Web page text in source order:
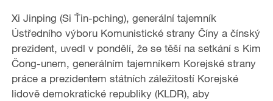
Xi Jinping (Si Ťin-pching), generální tajemník
Ústředního výboru Komunistické strany Číny a čínský
prezident, uvedl v pondělí, že se těší na setkání s Kim
Čong-unem, generálním tajemníkem Korejské strany
práce a prezidentem státních záležitostí Korejské
lidově demokratické republiky (KLDR), aby